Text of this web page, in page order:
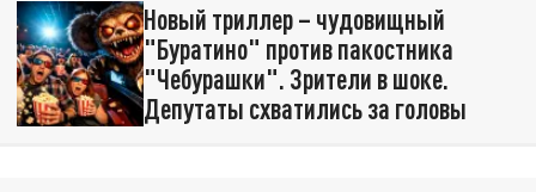
Новый триллер – чудовищный
"Буратино" против пакостника
"Чебурашки". Зрители в шоке.
Депутаты схватились за головы